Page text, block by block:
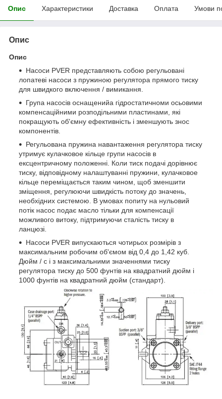
Опис Характеристики Доставка Оплата Умови
Опис
Опис
Насоси PVER представляють собою регульовані
лопатеві насоси з пружиною регулятора прямого тиску
для швидкого включення / вимикання.
Група насосів оснащенийа гідростатичноми осьовими
компенсаційними розподільними пластинами, які
покращують об'ємну ефективність і зменшують знос
компонентів.
Регульована пружина навантаження регулятора тиску
утримує кулачковое кільце групи насосів в
ексцентричному положенні. Коли тиск подачі дорівнює
тиску, відповідному налаштуванні пружини, кулачковое
кільце переміщається таким чином, щоб зменшити
зміщення, регулюючи швидкість потоку до значень,
необхідних системою. В умовах попиту на нульовий
потік насос подає масло тільки для компенсації
можливого витоку, підтримуючи сталість тиску в
ланцюзі.
Насоси PVER випускаються чотирьох розмірів з
максимальним робочим об'ємом від 0,4 до 1,42 куб.
Дюйм / с і з максимальними значеннями тиску
регулятора тиску до 500 фунтів на квадратний дюйм і
1000 фунтів на квадратний дюйм (стандарт).